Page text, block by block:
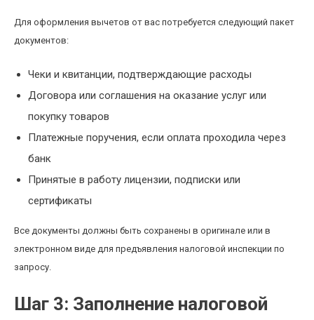
Для оформления вычетов от вас потребуется следующий пакет
документов:
Чеки и квитанции, подтверждающие расходы
Договора или соглашения на оказание услуг или
покупку товаров
Платежные поручения, если оплата проходила через
банк
Принятые в работу лицензии, подписки или
сертификаты
Все документы должны быть сохранены в оригинале или в
электронном виде для предъявления налоговой инспекции по
запросу.
Шаг 3: Заполнение налоговой